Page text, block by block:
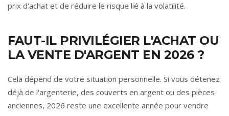
prix d'achat et de réduire le risque lié à la volatilité.
FAUT-IL PRIVILÉGIER L'ACHAT OU
LA VENTE D'ARGENT EN 2026 ?
Cela dépend de votre situation personnelle. Si vous détenez
déjà de l'argenterie, des couverts en argent ou des pièces
anciennes, 2026 reste une excellente année pour vendre